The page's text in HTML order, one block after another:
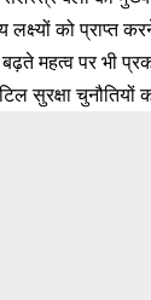
लक्ष्यों को प्राप्त
महत्व पर भी
सुरक्षा चुनौतियों